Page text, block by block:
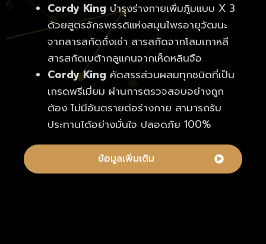
Cordy King บำรุุงร่างกายเพิ่มภูิมแบบ X 3
ด้วยสูตรจักรพรรดิแห่งสมุนไพรอายุวัฒนะ
จากสารสกัดถั่งเช่า สารสกัดจากโสมเกาหลี
สารสกัดเบต้ากลูแคนจากเห็ดหลินจือ
Cordy King คัดสรรส่วนผสมทุกชนิดที่เป็น
เกรดพรีเมี่ยม ผ่านการตรวจสอบอย่างถูก
ต้อง ไม่มีอันตรายต่อร่างกาย สามารถรับ
ประทานได้อย่างมั่นใจ ปลอดภัย 100%
ข้อมูลเพิ่มเติม